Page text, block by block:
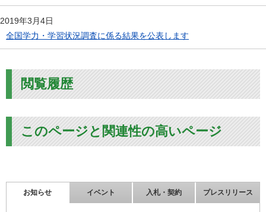
2019年3月4日
全国学力・学習状況調査に係る結果を公表します
閲覧履歴
このページと関連性の高いページ
お知らせ イベント 入札・契約 プレスリリース